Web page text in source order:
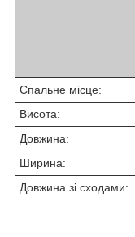
Спальне місце:
Висота:
Довжина:
Ширина:
Довжина зі сходами: